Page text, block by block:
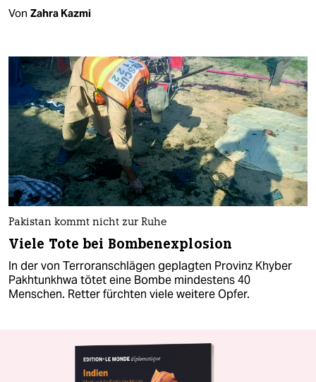
Von Zahra Kazmi
Pakistan kommt nicht zur Ruhe
Viele Tote bei Bombenexplosion
In der von Terroranschlägen geplagten Provinz Khyber
Pakhtunkhwa tötet eine Bombe mindestens 40
Menschen. Retter fürchten viele weitere Opfer.​